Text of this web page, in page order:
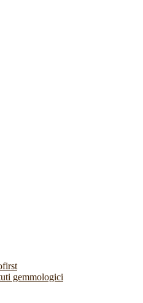
gemmologici